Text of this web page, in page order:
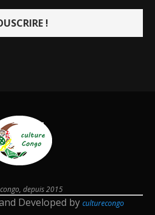
depuis 2015
Developed by culturecongo